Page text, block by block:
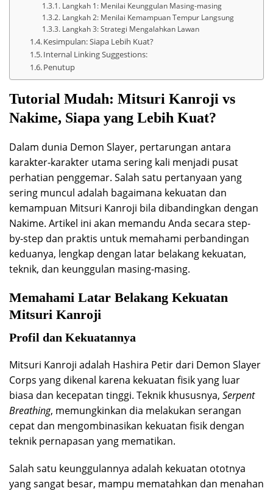
Langkah 1: Menilai Keunggulan Masing-masing
Langkah 2: Menilai Kemampuan Tempur Langsung
Langkah 3: Strategi Mengalahkan Lawan
Kesimpulan: Siapa Lebih Kuat?
Internal Linking Suggestions:
Penutup
Tutorial Mudah: Mitsuri Kanroji vs
Nakime, Siapa yang Lebih Kuat?
Dalam dunia Demon Slayer, pertarungan antara
karakter-karakter utama sering kali menjadi pusat
perhatian penggemar. Salah satu pertanyaan yang
sering muncul adalah bagaimana kekuatan dan
kemampuan Mitsuri Kanroji bila dibandingkan dengan
Nakime. Artikel ini akan memandu Anda secara step-
by-step dan praktis untuk memahami perbandingan
keduanya, lengkap dengan latar belakang kekuatan,
teknik, dan keunggulan masing-masing.
Memahami Latar Belakang Kekuatan
Mitsuri Kanroji
Profil dan Kekuatannya
Mitsuri Kanroji adalah Hashira Petir dari Demon Slayer
Corps yang dikenal karena kekuatan fisik yang luar
biasa dan kecepatan tinggi. Teknik khususnya, Serpent
Breathing, memungkinkan dia melakukan serangan
cepat dan mengombinasikan kekuatan fisik dengan
teknik pernapasan yang mematikan.
Salah satu keunggulannya adalah kekuatan ototnya
yang sangat besar, mampu mematahkan dan menahan